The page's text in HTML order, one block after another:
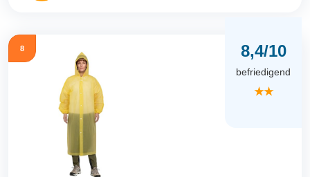
8 8,4/10
befriedigend
★★